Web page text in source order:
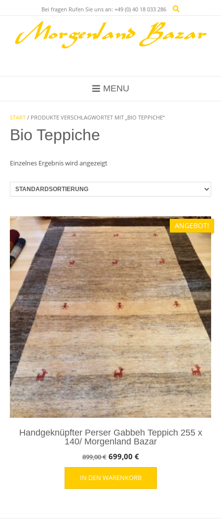
Bei fragen Rufen Sie uns an: +49 (0) 40 18 033 286
MENU
START / PRODUKTE VERSCHLAGWORTET MIT „BIO TEPPICHE“
Bio Teppiche
Einzelnes Ergebnis wird angezeigt
ANGEBOT!
Handgeknüpfter Perser Gabbeh Teppich 255 x
140/ Morgenland Bazar
899,00€ Ursprünglicher
Preis
war:
699,00 €Aktueller
Preis
ist:
IN DEN WARENKORB